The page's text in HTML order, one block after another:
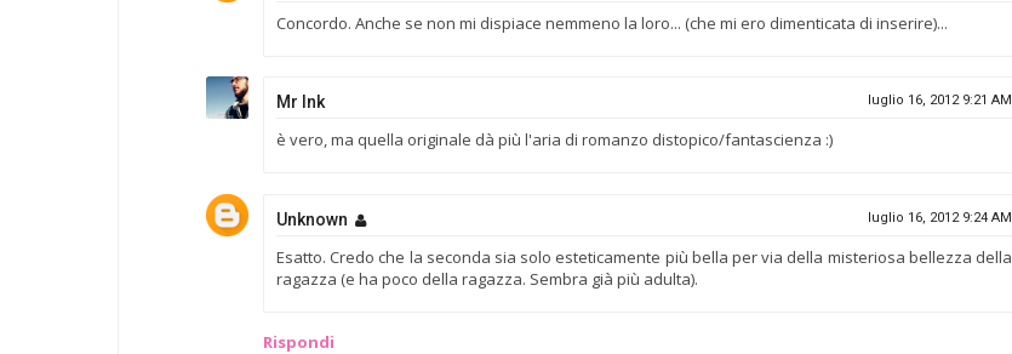
Concordo. Anche se non mi dispiace nemmeno la loro... (che mi ero dimenticata di inserire)...
Mr Ink luglio 16, 2012 9:21 AM
è vero, ma quella originale dà più l'aria di romanzo distopico/fantascienza :)
Unknown luglio 16, 2012 9:24 AM
Esatto. Credo che la seconda sia solo esteticamente più bella per via della misteriosa bellezza della
ragazza (e ha poco della ragazza. Sembra già più adulta).
Rispondi